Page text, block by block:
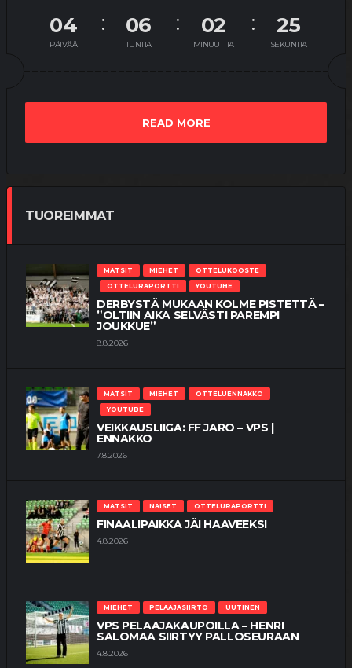
04
PÄIVÄÄ
06
TUNTIA
02
MINUUTTIA
25
SEKUNTIA
READ MORE
TUOREIMMAT
MATSIT MIEHET
OTTELUKOOSTE
OTTELURAPORTTI
YOUTUBE
DERBYSTÄ MUKAAN KOLME PISTETTÄ –
”OLTIIN AIKA SELVÄSTI PAREMPI
JOUKKUE”
8.8.2026
MATSIT MIEHET
OTTELUENNAKKO
YOUTUBE
VEIKKAUSLIIGA: FF JARO – VPS |
ENNAKKO
7.8.2026
MATSIT NAISET OTTELURAPORTTI
FINAALIPAIKKA JÄI HAAVEEKSI
4.8.2026
MIEHET PELAAJASIIRTO UUTINEN
VPS PELAAJAKAUPOILLA – HENRI
SALOMAA SIIRTYY PALLOSEURAAN
4.8.2026